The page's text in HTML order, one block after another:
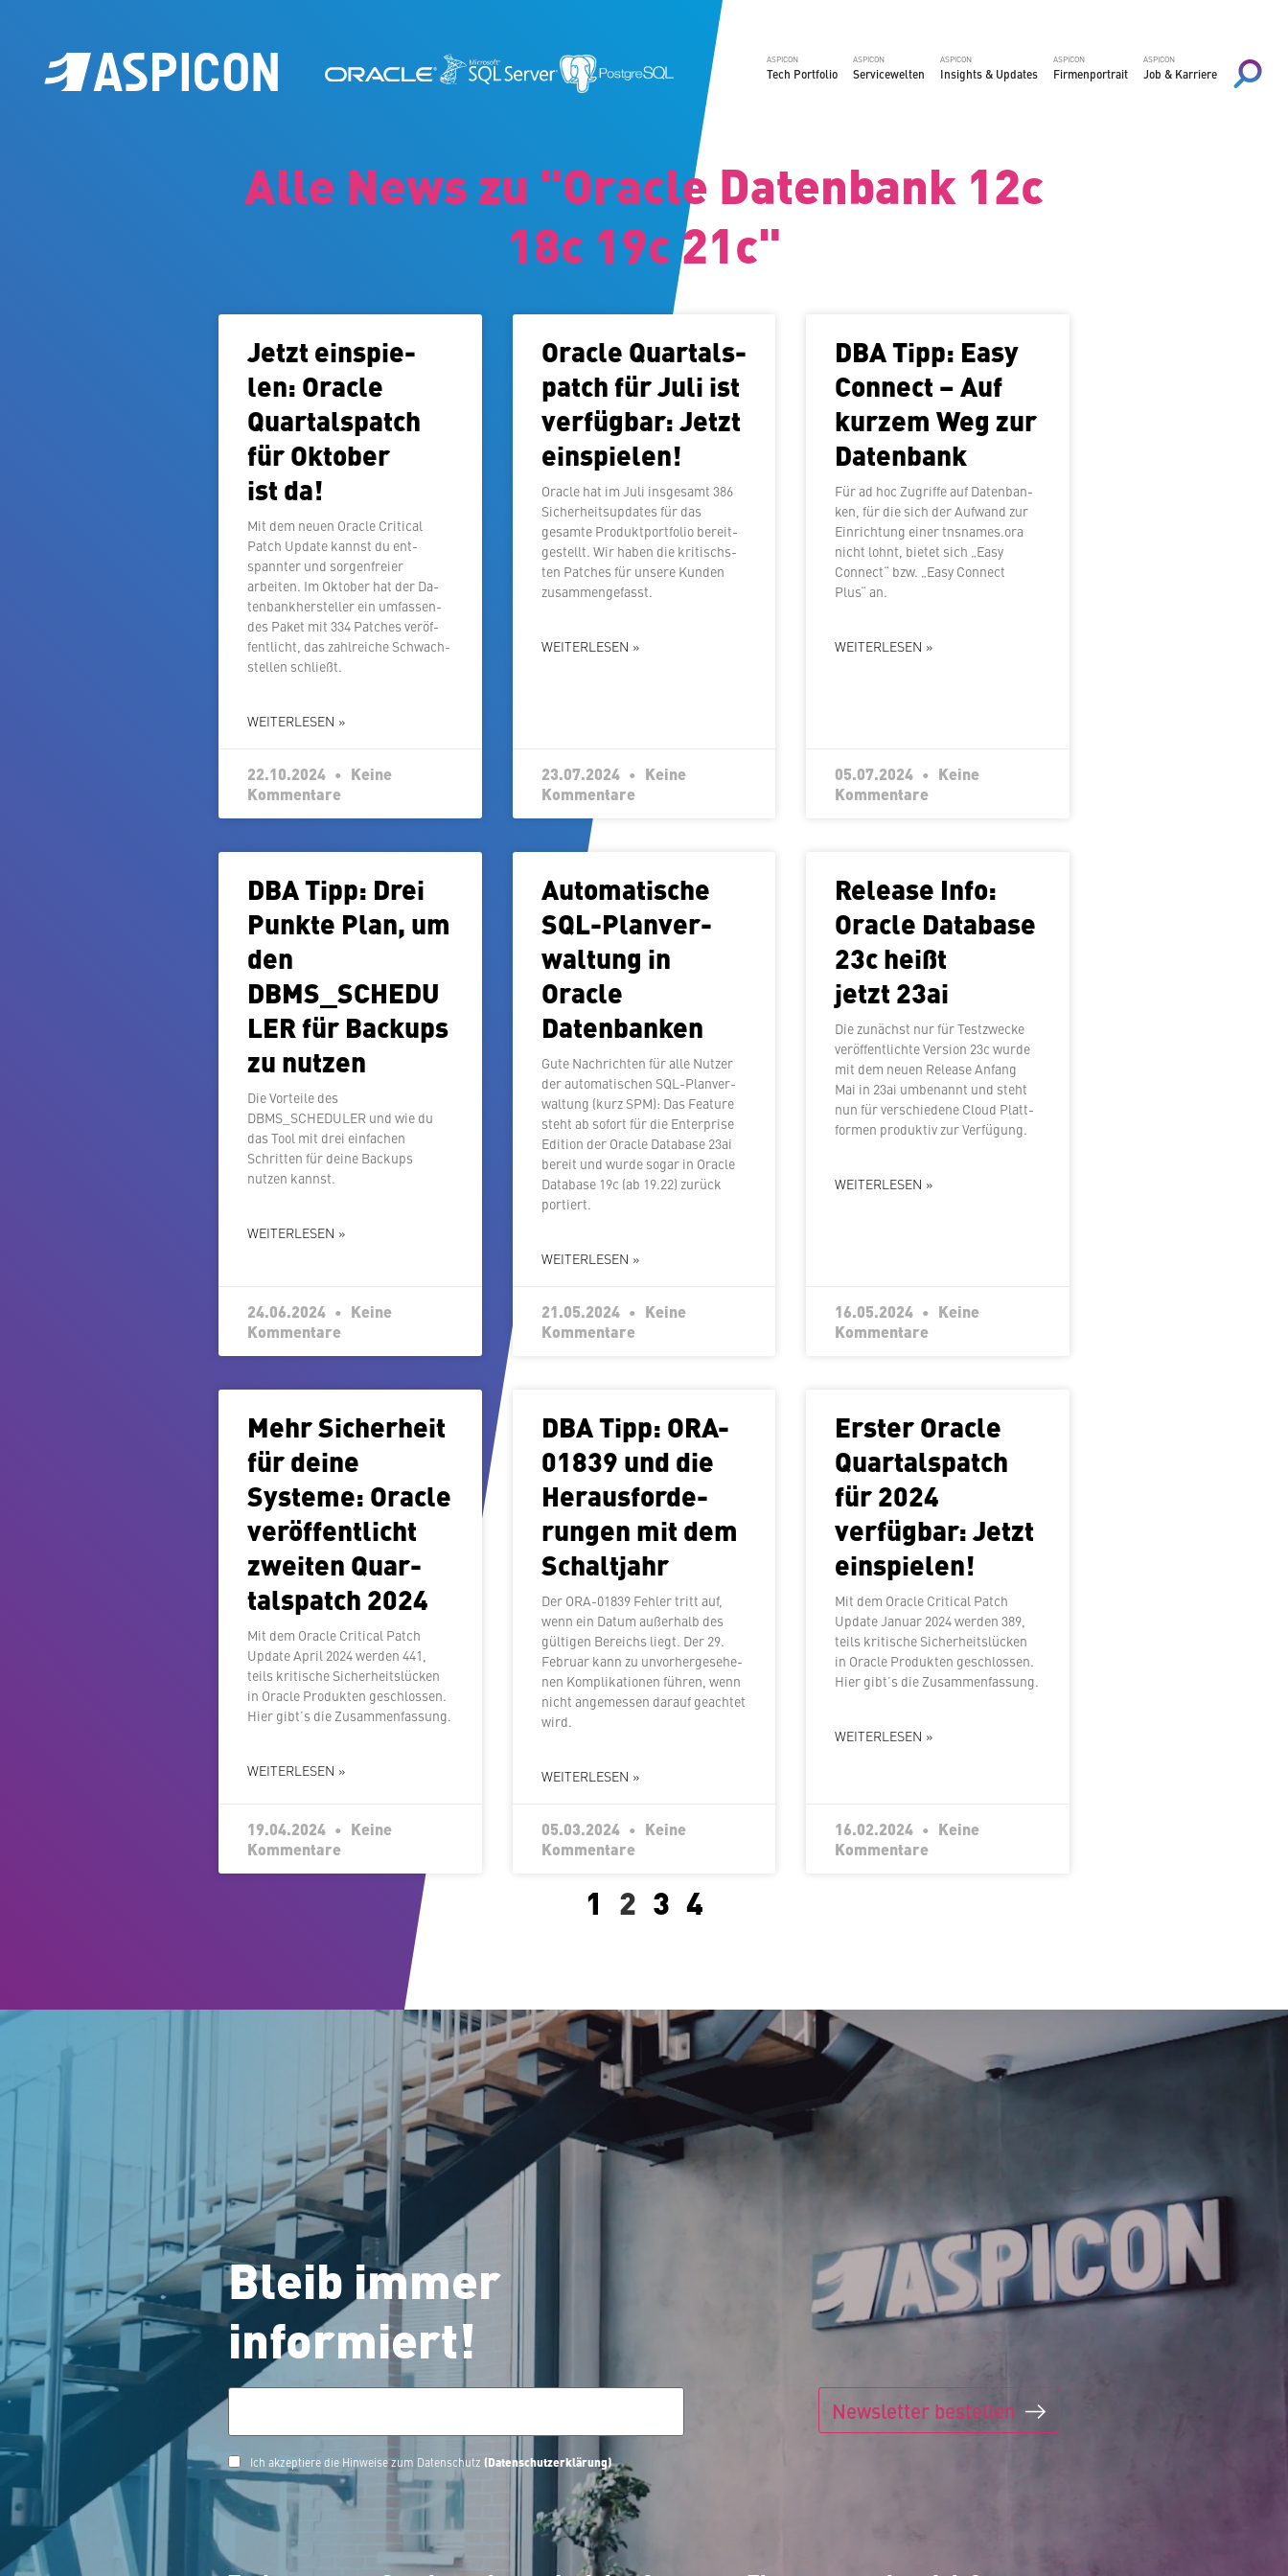
ASPICON
Tech Portfolio
ASPICON
Ser­vice­wel­ten
ASPICON
Insights & Updates
ASPICON
Fir­men­por­trait
ASPICON
Job & Karriere
Alle News zu "Oracle Datenbank 12c
18c 19c 21c"
Jetzt ein­spie­
len: Oracle
Quar­tals­patch
für Oktober
ist da!
Mit dem neuen Oracle Critical
Patch Update kannst du ent­
spann­ter und sor­gen­frei­er
arbeiten. Im Oktober hat der Da­
ten­bank­her­stel­ler ein um­fas­sen­
des Paket mit 334 Patches ver­öf­
fent­licht, das zahl­rei­che Schwach­
stel­len schließt.
WEITERLESEN »
22.10.2024
Keine
Kommentare
Oracle Quar­tals­
patch für Juli ist
verfügbar: Jetzt
einspielen!
Oracle hat im Juli insgesamt 386
Si­cher­heits­up­dates für das
gesamte Pro­dukt­port­fo­lio be­reit­
ge­stellt. Wir haben die kri­tischs­
ten Patches für unsere Kunden
zusammengefasst.
WEITERLESEN »
23.07.2024
Keine
Kommentare
DBA Tipp: Easy
Connect – Auf
kurzem Weg zur
Datenbank
Für ad hoc Zugriffe auf Da­ten­ban­
ken, für die sich der Aufwand zur
Ein­rich­tung einer tnsnames.ora
nicht lohnt, bietet sich „Easy
Connect“ bzw. „Easy Connect
Plus“ an.
WEITERLESEN »
05.07.2024
Keine
Kommentare
DBA Tipp: Drei
Punkte Plan, um
den
DBMS_SCHEDU
LER für Backups
zu nutzen
Die Vorteile des
DBMS_SCHEDULER und wie du
das Tool mit drei einfachen
Schritten für deine Backups
nutzen kannst.
WEITERLESEN »
24.06.2024
Keine
Kommentare
Au­to­ma­ti­sche
SQL-Plan­ver­
wal­tung in
Oracle
Datenbanken
Gute Nach­rich­ten für alle Nutzer
der au­to­ma­ti­schen SQL-Plan­ver­
wal­tung (kurz SPM): Das Feature
steht ab sofort für die En­ter­pri­se
Edition der Oracle Database 23ai
bereit und wurde sogar in Oracle
Database 19c (ab 19.22) zurück
portiert.
WEITERLESEN »
21.05.2024
Keine
Kommentare
Release Info:
Oracle Database
23c heißt
jetzt 23ai
Die zunächst nur für Test­zwe­cke
ver­öf­fent­lich­te Version 23c wurde
mit dem neuen Release Anfang
Mai in 23ai umbenannt und steht
nun für ver­schie­de­ne Cloud Platt­
for­men produktiv zur Verfügung.
WEITERLESEN »
16.05.2024
Keine
Kommentare
Mehr Si­cher­heit
für deine
Systeme: Oracle
ver­öf­fent­licht
zweiten Quar­
tals­patch 2024
Mit dem Oracle Critical Patch
Update April 2024 werden 441,
teils kritische Si­cher­heits­lü­cken
in Oracle Produkten ge­schlos­sen.
Hier gibt’s die Zusammenfassung.
WEITERLESEN »
19.04.2024
Keine
Kommentare
DBA Tipp: ORA-
01839 und die
Her­aus­for­de­
run­gen mit dem
Schaltjahr
Der ORA-01839 Fehler tritt auf,
wenn ein Datum außerhalb des
gültigen Bereichs liegt. Der 29.
Februar kann zu un­vor­her­ge­se­he­
nen Kom­pli­ka­tio­nen führen, wenn
nicht an­ge­mes­sen darauf geachtet
wird.
WEITERLESEN »
05.03.2024
Keine
Kommentare
Erster Oracle
Quar­tals­patch
für 2024
verfügbar: Jetzt
einspielen!
Mit dem Oracle Critical Patch
Update Januar 2024 werden 389,
teils kritische Si­cher­heits­lü­cken
in Oracle Produkten ge­schlos­sen.
Hier gibt’s die Zusammenfassung.
WEITERLESEN »
16.02.2024
Keine
Kommentare
1 2 3 4
Bleib immer
informiert!
Ich akzeptiere die Hinweise zum Datenschutz(Datenschutzerklärung)
Newsletter bestellen